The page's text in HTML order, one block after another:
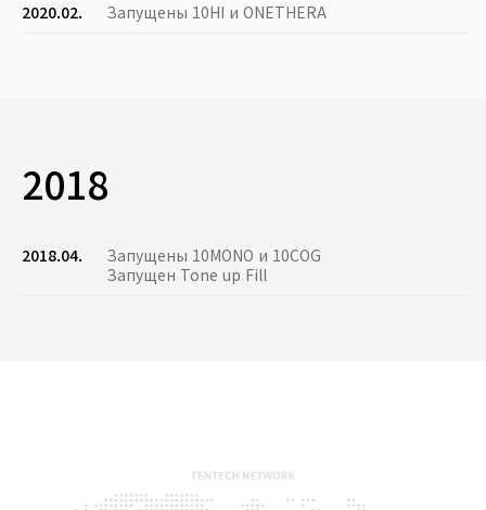
2020.02.
Запущены 10HI и ONETHERA
2018
2018.04.
Запущены 10MONO и 10COG
Запущен Tone up Fill